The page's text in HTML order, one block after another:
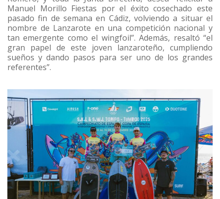
Manuel Morillo Fiestas por el éxito cosechado este
pasado fin de semana en Cádiz, volviendo a situar el
nombre de Lanzarote en una competición nacional y
tan emergente como el wingfoil”. Además, resaltó “el
gran papel de este joven lanzaroteño, cumpliendo
sueños y dando pasos para ser uno de los grandes
referentes”.